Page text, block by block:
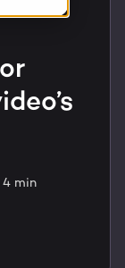
4 min